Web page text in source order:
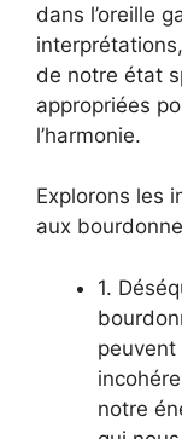
dans l’oreille
de notre état
appropriées
l’harmonie.
Explorons les
aux
1.
peuvent
notre